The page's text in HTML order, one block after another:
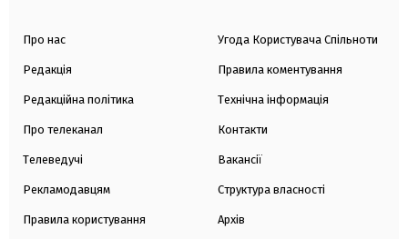
Про нас
Редакція
Редакційна політика
Про телеканал
Телеведучі
Рекламодавцям
Правила користування
Угода Користувача Спільноти
Правила коментування
Технічна інформація
Контакти
Вакансії
Структура власності
Архів